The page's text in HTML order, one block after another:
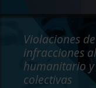
Violaciones
infracciones
humanitario
colectivas